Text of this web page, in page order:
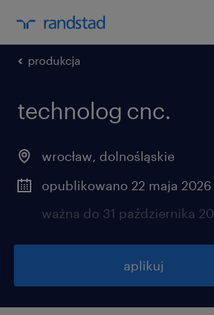
produkcja
technolog cnc.
wrocław, dolnośląskie
opublikowano 22 maja 2026
ważna do 31 października
aplikuj